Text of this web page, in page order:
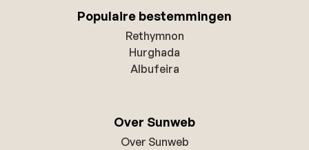
Populaire bestemmingen
Rethymnon
Hurghada
Albufeira
Over Sunweb
Over Sunweb